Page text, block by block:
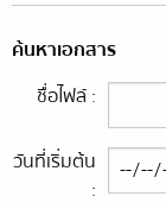
ค้นหาเอกสาร
ชื่อไฟล์ :
วันที่เริ่มต้น
: